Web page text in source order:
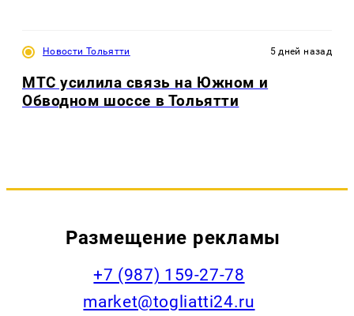
Новости Тольятти 5 дней назад
МТС усилила связь на Южном и
Обводном шоссе в Тольятти
Размещение рекламы
+7 (987) 159-27-78
market@togliatti24.ru